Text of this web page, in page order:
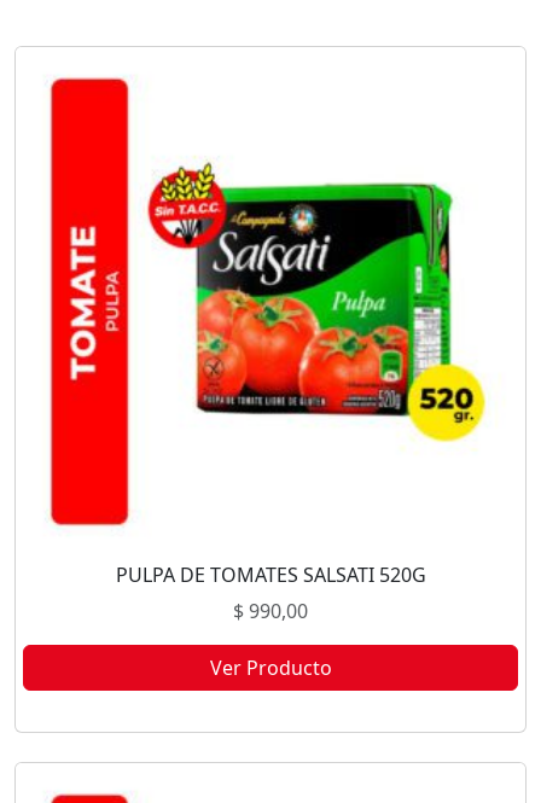
PULPA DE TOMATES SALSATI 520G
$990,00
Ver Producto